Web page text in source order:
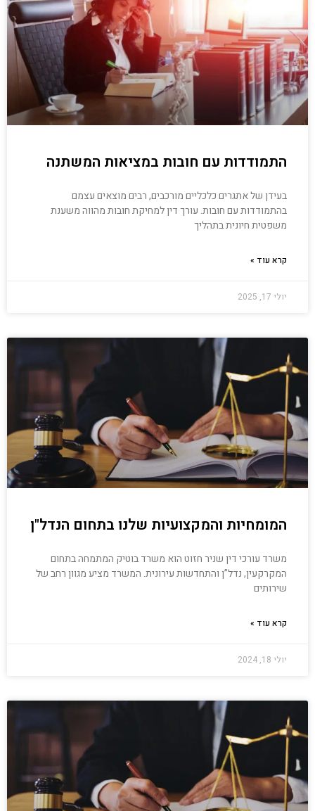
התמודדות עם חובות במציאות המשתנה
בעידן של אתגרים כלכליים מורכבים, רבים מוצאים עצמם
בהתמודדות עם חובות. עורך דין למחיקת חובות מהווה משענת
משפטית חיונית בתהליך
קרא עוד »
יולי 17, 2025
המומחיות והמקצועיות שלנו בתחום הנדל"ן
משרד עורכי דין שניר חזוט הוא משרד בוטיק המתמחה בתחום
המקרקעין, נדל”ן והתחדשות עירונית. המשרד מציע מגוון רחב של
שירותים
קרא עוד »
יולי 18, 2024